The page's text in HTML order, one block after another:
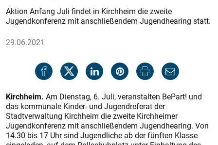
Aktion Anfang Juli findet in Kirchheim die ­zweite
Jugendkonferenz mit anschließendem Jugendhearing statt.
29.06.2021
Kirchheim. Am Dienstag, 6. Juli, veranstalten BePart! und
das kommunale Kinder- und Jugendreferat der
Stadtverwaltung Kirchheim die zweite Kirchheimer
Jugendkonferenz mit anschließendem Jugendhearing. Von
14.30 bis 17 Uhr sind Jugendliche ab der fünften Klasse